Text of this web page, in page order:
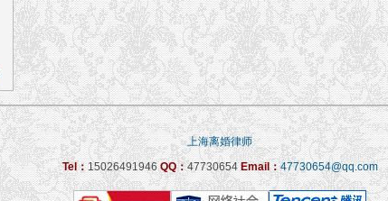
上海离婚律师
Tel：15026491946QQ：47730654Email：47730654@qq.com